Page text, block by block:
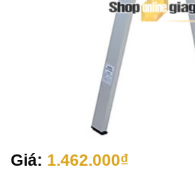
Giá: 1.462.000₫